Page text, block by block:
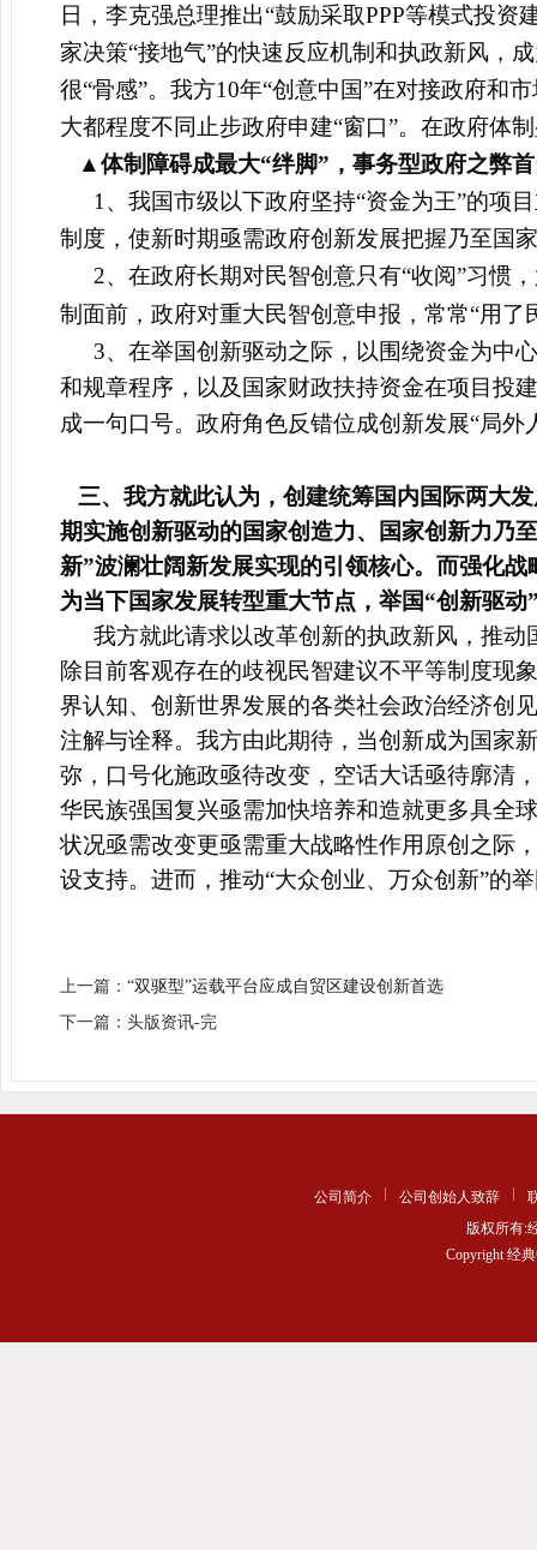
日，李克强总理推出“鼓励采取PPP等模式投资
家决策“接地气”的快速反应机制和执政新风，
很“骨感”。 我方10年“创意中国”在对接政府和
大都程度不同止步政府申建“窗口”。在政府体
▲体制障碍成最大“绊脚”，事务型政府之弊
1 、我国市级以下政府坚持“资金为王”的项
制度，使新时期亟需政府创新发展把握乃至国
2、在政府长期对民智创意只有“收阅”习惯
制面前，政府对重大民智创意申报，常常“用了
3、在举国创新驱动之际，以围绕资金为中
和规章程序，以及国家财政扶持资金在项目投
成一句口号。政府角色反错位成创新发展“局外
三、我方就此认为，创建统筹国内国际两大
期实施创新驱动的国家创造力、国家创新力乃
新”波澜壮阔新发展实现的引领核心。而强化
为当下国家发展转型重大节点，举国“创新驱
我方就此请求以改革创新的执政新风，推
除目前客观存在的歧视民智建议不平等制度现
界认知、创新世界发展的各类社会政治经济创
注解与诠释。我方由此期待，当创新成为国家
弥，口号化施政亟待改变，空话大话亟待廓清
华民族强国复兴亟需加快培养和造就更多具全
状况亟需改变更亟需重大战略性作用原创之际
设支持。进而，推动“大众创业、万众创新”的
上一篇： “双驱型”运载平台应成自贸区建设创新首选
下一篇：头版资讯-完
公司简介 公司创始人致辞
版权所有:
Copyright 经